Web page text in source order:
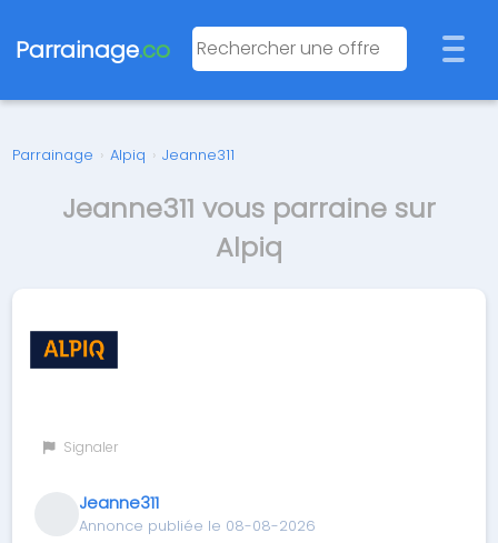
Parrainage.co
Parrainage › Alpiq › Jeanne311
Jeanne311 vous parraine sur
Alpiq
Signaler
Jeanne311
Annonce publiée le 08-08-2026